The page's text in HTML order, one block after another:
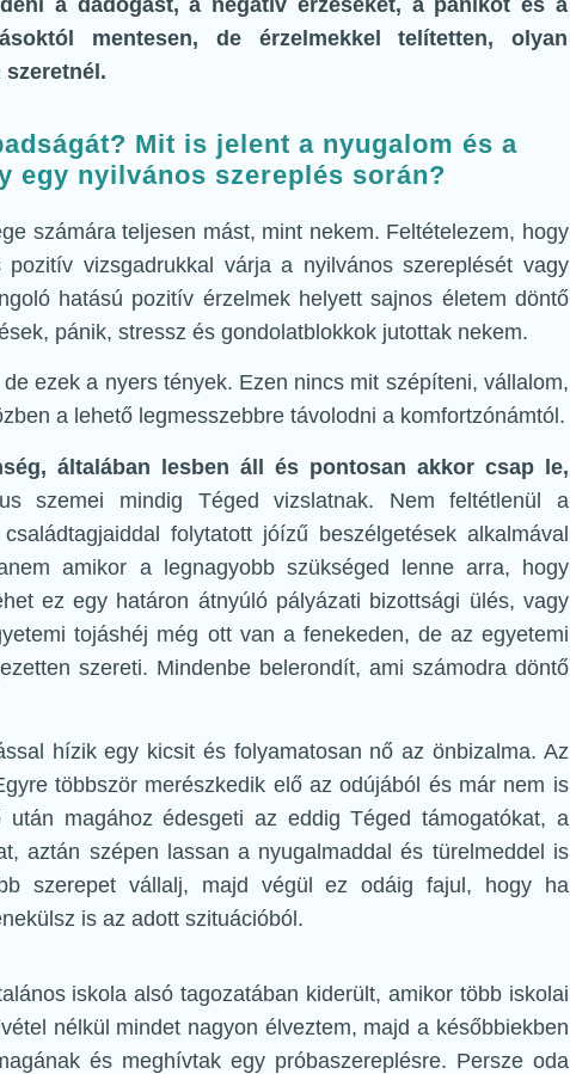
mentesen, de érzelmekkel telítetten, olyan
Mit is jelent a nyugalom és a
egy nyilvános szereplés során?
számára teljesen mást, mint nekem. Feltételezem, hogy
vizsgadrukkal várja a nyilvános szereplését vagy
hatású pozitív érzelmek helyett sajnos életem döntő
pánik, stressz és gondolatblokkok jutottak nekem.
ezek a nyers tények. Ezen nincs mit szépíteni, vállalom,
a lehető legmesszebbre távolodni a komfortzónámtól.
általában lesben áll és pontosan akkor csap le,
szemei mindig Téged vizslatnak. Nem feltétlenül a
folytatott jóízű beszélgetések alkalmával
amikor a legnagyobb szükséged lenne arra, hogy
ez egy határon átnyúló pályázati bizottsági ülés, vagy
tojáshéj még ott van a fenekeden, de az egyetemi
szereti. Mindenbe belerondít, ami számodra döntő
hízik egy kicsit és folyamatosan nő az önbizalma. Az
többször merészkedik elő az odújából és már nem is
magához édesgeti az eddig Téged támogatókat, a
aztán szépen lassan a nyugalmaddal és türelmeddel is
szerepet vállalj, majd végül ez odáig fajul, hogy ha
is az adott szituációból.
iskola alsó tagozatában kiderült, amikor több iskolai
nélkül mindet nagyon élveztem, majd a későbbiekben
és meghívtak egy próbaszereplésre. Persze oda